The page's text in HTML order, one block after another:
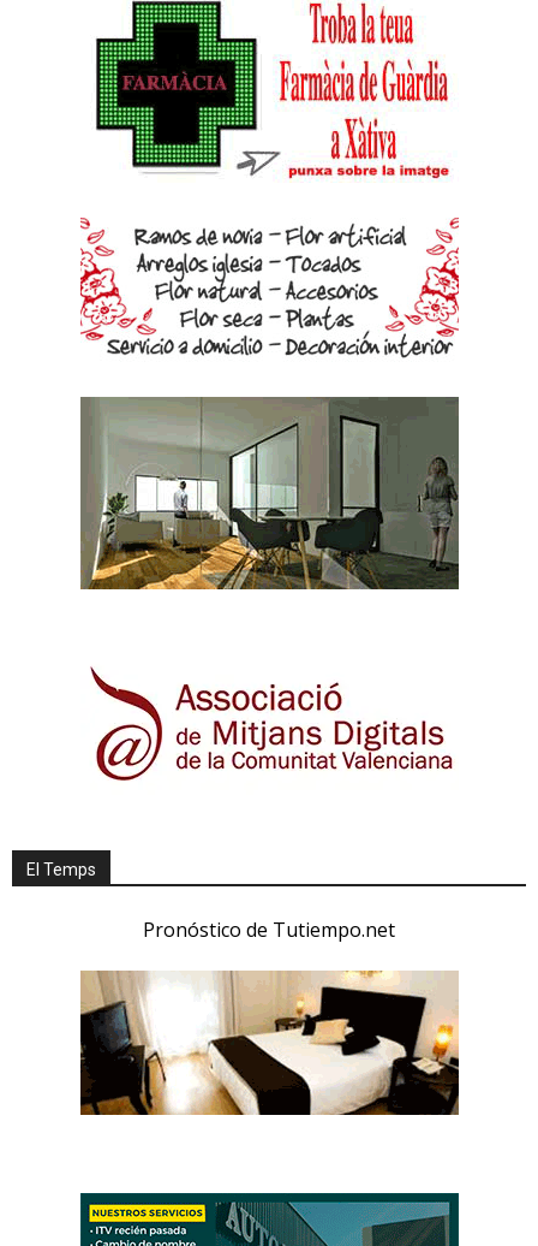
El Temps
Pronóstico de Tutiempo.net